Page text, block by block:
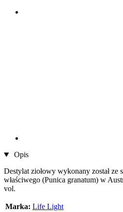
Opis
Destylat ziołowy wykonany został ze
właściwego (Punica granatum) w
vol.
Marka: Life Light